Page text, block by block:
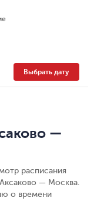
Выбрать дату
—
расписания
— Москва.
о времени